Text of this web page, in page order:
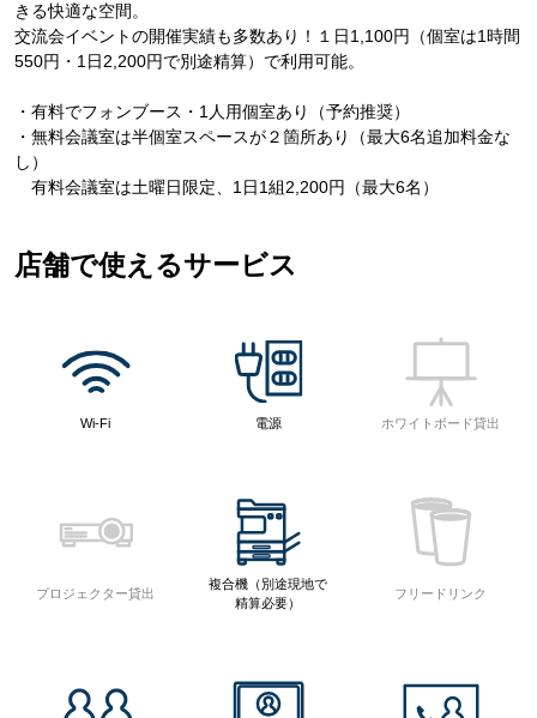
きる快適な空間。
交流会イベントの開催実績も多数あり！１日1,100円（個室は1時間
550円・1日2,200円で別途精算）で利用可能。
・有料でフォンブース・1人用個室あり（予約推奨）
・無料会議室は半個室スペースが２箇所あり（最大6名追加料金な
し）
有料会議室は土曜日限定、1日1組2,200円（最大6名）
店舗で使えるサービス
Wi-Fi 電源 ホワイトボード貸出
プロジェクター貸出
複合機（別途現地で
精算必要）
フリードリンク